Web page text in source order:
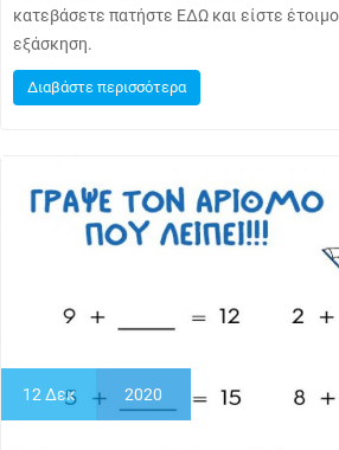
κατεβάσετε πατήστε ΕΔΩ και είστε
εξάσκηση.
Διαβάστε περισσότερα
12 Δεκ 2020